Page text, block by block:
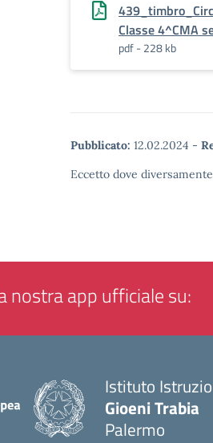
Classe 4^CMA
pdf - 228 kb
Pubblicato: 12.02.2024 -
Eccetto dove
nostra app ufficiale su:
Istituto
Gioeni Trabia
Palermo